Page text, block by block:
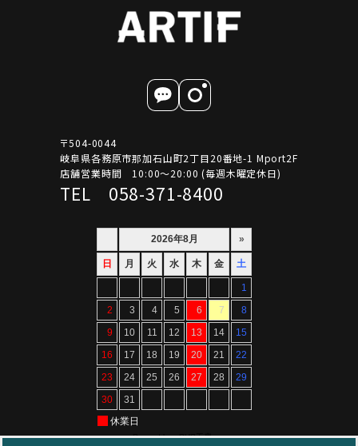
〒504-0044
岐阜県各務原市那加石山町2丁目20番地-1 Mport2F
店舗営業時間 10:00～20:00 (毎週木曜定休日)
TEL 058-371-8400